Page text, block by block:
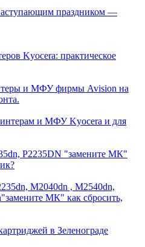
праздником —
Kyocera: практическое
и МФУ фирмы Avision на
и МФУ Kyocera и для
P2235DN "замените МК"
M2040dn , M2540dn,
МК" как сбросить,
в Зеленограде